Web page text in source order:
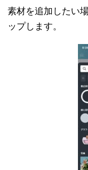
素材を追加したい
ップします。